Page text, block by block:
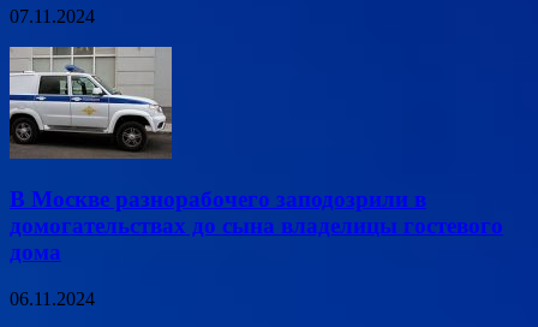
07.11.2024
В Москве разнорабочего заподозрили в
домогательствах до сына владелицы гостевого
дома
06.11.2024